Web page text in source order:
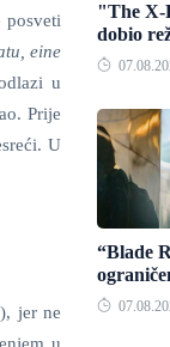
posveti
eine
u
Prije
U
), jer ne
"The X-
dobio
“Blade